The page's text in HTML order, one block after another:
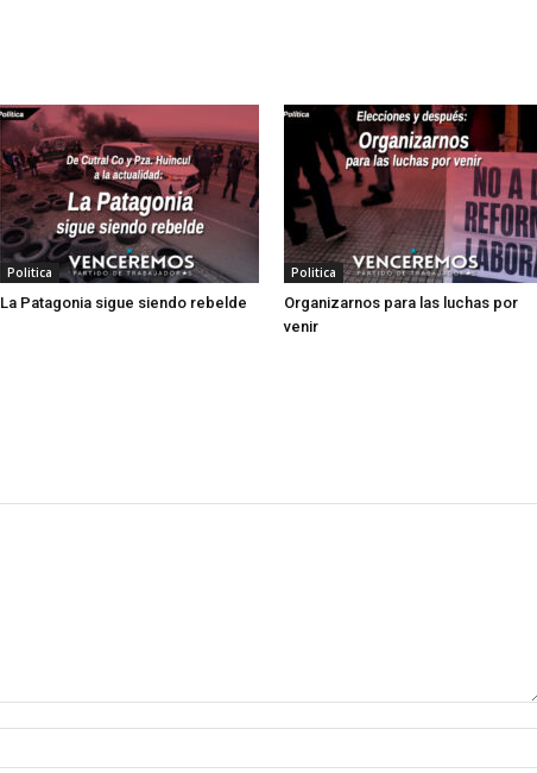
Politica
La Patagonia sigue siendo rebelde
Politica
Organizarnos para las luchas por
venir